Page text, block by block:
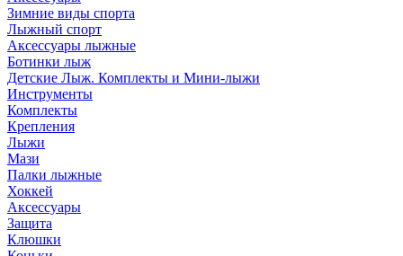
Зимние виды спорта
Лыжный спорт
Аксессуары лыжные
Ботинки лыж
Детские Лыж. Комплекты и Мини-лыжи
Инструменты
Комплекты
Крепления
Лыжи
Мази
Палки лыжные
Хоккей
Аксессуары
Защита
Клюшки